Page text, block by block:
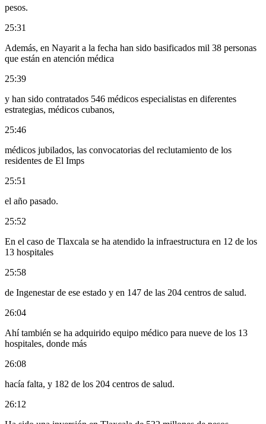
pesos.
25:31
Además, en Nayarit a la fecha han sido basificados mil 38 personas
que están en atención médica
25:39
y han sido contratados 546 médicos especialistas en diferentes
estrategias, médicos cubanos,
25:46
médicos jubilados, las convocatorias del reclutamiento de los
residentes de El Imps
25:51
el año pasado.
25:52
En el caso de Tlaxcala se ha atendido la infraestructura en 12 de los
13 hospitales
25:58
de Ingenestar de ese estado y en 147 de las 204 centros de salud.
26:04
Ahí también se ha adquirido equipo médico para nueve de los 13
hospitales, donde más
26:08
hacía falta, y 182 de los 204 centros de salud.
26:12